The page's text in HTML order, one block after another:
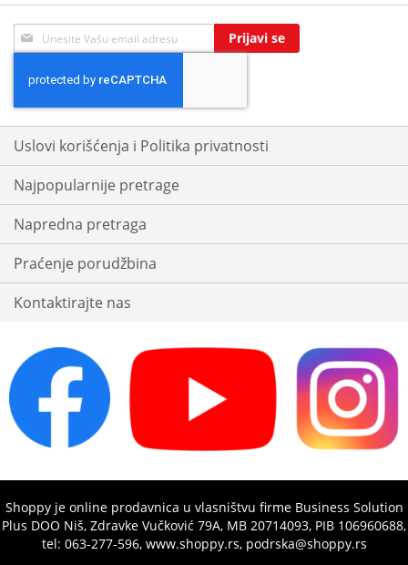
Sign
Up
Our
Newsletter:
Prijavi se
Uslovi korišćenja i Politika privatnosti
Najpopularnije pretrage
Napredna pretraga
Praćenje porudžbina
Kontaktirajte nas
Shoppy je online prodavnica u vlasništvu firme Business Solution
Plus DOO Niš, Zdravke Vučković 79A, MB 20714093, PIB 106960688,
tel: 063-277-596, www.shoppy.rs, podrska@shoppy.rs